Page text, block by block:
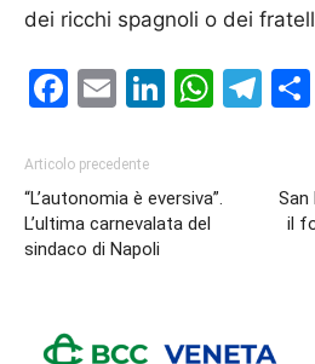
dei ricchi spagnoli o dei
Facebook
EmailLinkedIn
Articolo precedente
“L’autonomia è eversiva”.
L’ultima carnevalata del
sindaco di Napoli
San
il